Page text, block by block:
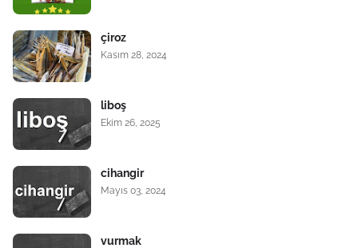
çiroz
Kasım 28, 2024
liboş
Ekim 26, 2025
cihangir
Mayıs 03, 2024
vurmak